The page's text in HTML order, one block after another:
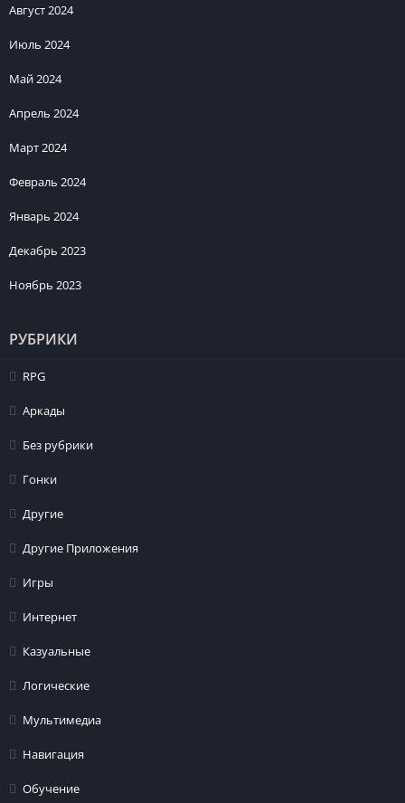
Август 2024
Июль 2024
Май 2024
Апрель 2024
Март 2024
Февраль 2024
Январь 2024
Декабрь 2023
Ноябрь 2023
РУБРИКИ
RPG
Аркады
Без рубрики
Гонки
Другие
Другие Приложения
Игры
Интернет
Казуальные
Логические
Мультимедиа
Навигация
Обучение